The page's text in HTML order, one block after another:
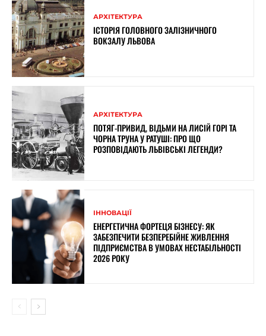
АРХІТЕКТУРА
ІСТОРІЯ ГОЛОВНОГО ЗАЛІЗНИЧНОГО
ВОКЗАЛУ ЛЬВОВА
АРХІТЕКТУРА
ПОТЯГ-ПРИВИД, ВІДЬМИ НА ЛИСІЙ ГОРІ ТА
ЧОРНА ТРУНА У РАТУШІ: ПРО ЩО
РОЗПОВІДАЮТЬ ЛЬВІВСЬКІ ЛЕГЕНДИ?
ІННОВАЦІЇ
ЕНЕРГЕТИЧНА ФОРТЕЦЯ БІЗНЕСУ: ЯК
ЗАБЕЗПЕЧИТИ БЕЗПЕРЕБІЙНЕ ЖИВЛЕННЯ
ПІДПРИЄМСТВА В УМОВАХ НЕСТАБІЛЬНОСТІ
2026 РОКУ